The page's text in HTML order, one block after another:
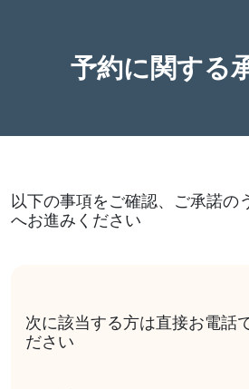
予約に関する
以下の事項をご確認、ご承諾の
へお進みください
次に該当する方は直接お電話
ださい